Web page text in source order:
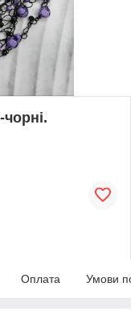
Оплата Умови